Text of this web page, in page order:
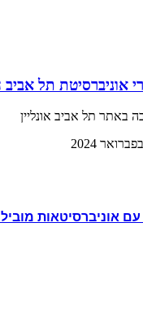
אוניברסיטת תל
באתר תל אביב אונליין
אוניברסיטאות